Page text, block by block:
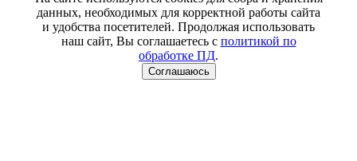
данных, необходимых для корректной работы сайта
и удобства посетителей. Продолжая использовать
наш сайт, Вы соглашаетесь с политикой по
обработке ПД.
Соглашаюсь